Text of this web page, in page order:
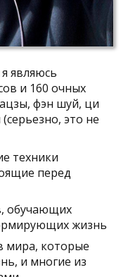
я являюсь
и 160 очных
фэн шуй, ци
это не
техники
перед
обучающих
жизнь
мира, которые
и многие из